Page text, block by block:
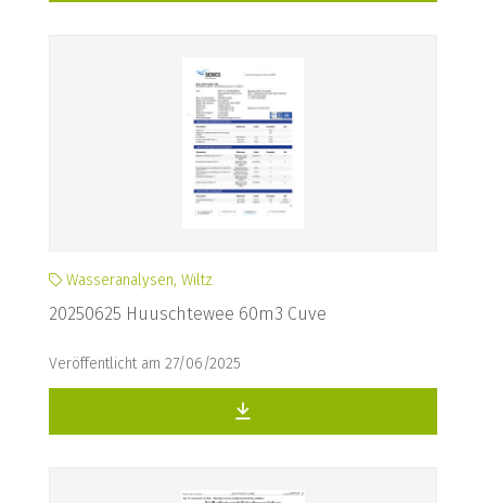
Wasseranalysen, Wiltz
20250625 Huuschtewee 60m3 Cuve
Veröffentlicht am 27/06/2025